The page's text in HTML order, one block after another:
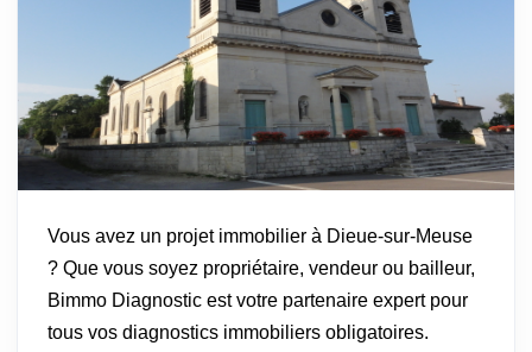
Vous avez un projet immobilier à Dieue-sur-Meuse
? Que vous soyez propriétaire, vendeur ou bailleur,
Bimmo Diagnostic est votre partenaire expert pour
tous vos diagnostics immobiliers obligatoires.